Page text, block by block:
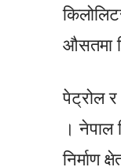
औसतमा
पेट्रोल
। नेपाल
निर्माण